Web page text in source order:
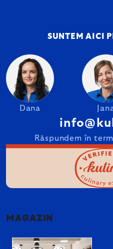
SUNTEM AICI
Dana
Răspundem în
MAGAZIN